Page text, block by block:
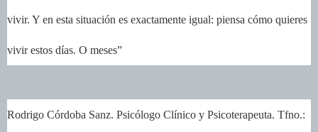
vivir. Y en esta situación es exactamente igual: piensa cómo quieres
vivir estos días. O meses”
Rodrigo Córdoba Sanz. Psicólogo Clínico y Psicoterapeuta. Tfno.: